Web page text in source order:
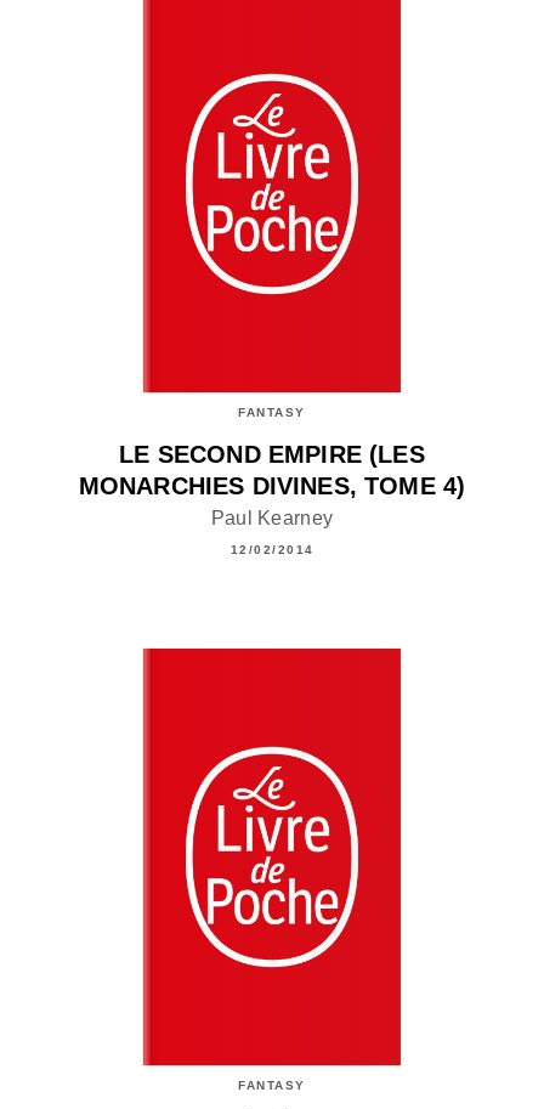
FANTASY
LE SECOND EMPIRE (LES
MONARCHIES DIVINES, TOME 4)
Paul Kearney
12/02/2014
FANTASY